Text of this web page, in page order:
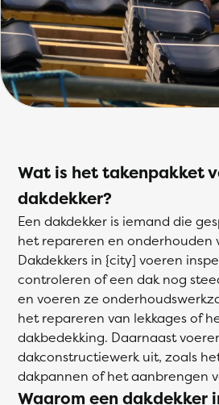
Wat is het takenpakket
dakdekker?
Een dakdekker is iemand die
het repareren en onderhouden
Dakdekkers in {city] voeren
controleren of een dak nog
en voeren ze
het repareren van lekkages of
dakbedekking. Daarnaast
dakconstructiewerk uit, zoals
dakpannen of het aanbrengen
Waarom een dakdekker